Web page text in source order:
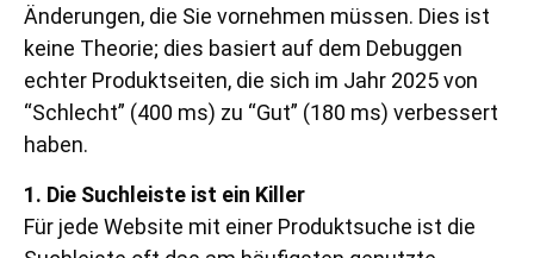
Änderungen, die Sie vornehmen müssen. Dies ist
keine Theorie; dies basiert auf dem Debuggen
echter Produktseiten, die sich im Jahr 2025 von
“Schlecht” (400 ms) zu “Gut” (180 ms) verbessert
haben.
1. Die Suchleiste ist ein Killer
Für jede Website mit einer Produktsuche ist die